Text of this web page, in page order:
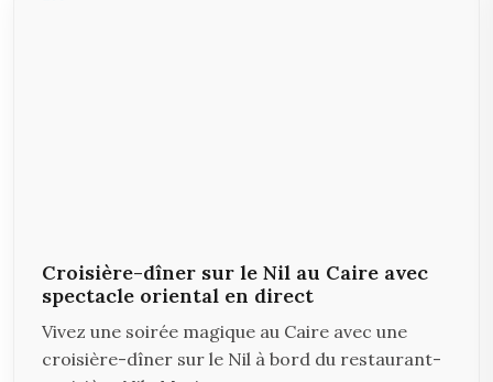
Croisière-dîner sur le Nil au Caire avec
spectacle oriental en direct
Vivez une soirée magique au Caire avec une
croisière-dîner sur le Nil à bord du restaurant-